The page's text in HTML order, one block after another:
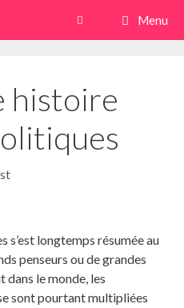
Menu
histoire
s’est longtemps résumée au
penseurs ou de grandes
le monde, les
sont pourtant multipliées